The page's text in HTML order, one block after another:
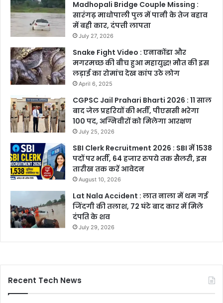
Madhopali Bridge Couple Missing :
सारंगढ़ माधोपाली पुल में पानी के तेज बहाव
में बही कार, दंपत्ती लापता
July 27, 2026
Snake Fight Video : एनाकोंडा और
मगरमच्छ की बीच हुआ महायुद्ध! मौत की इस
लड़ाई का रोमांच देख कांप उठे लोग
April 6, 2025
CGPSC Jail Prahari Bharti 2026 : 11 साल
बाद जेल प्रहरियों की भर्ती, पीएससी भरेगा
100 पद, अग्निवीरों को मिलेगा आरक्षण
July 25, 2026
SBI Clerk Recruitment 2026 : SBI में 1538
पदों पर भर्ती, 64 हजार रुपये तक सैलरी, इस
तारीख तक करें आवेदन
August 10, 2026
Lat Nala Accident : लात नाला में थम गई
जिंदगी की तलाश, 72 घंटे बाद कार में मिले
दंपति के शव
July 29, 2026
Recent Tech News